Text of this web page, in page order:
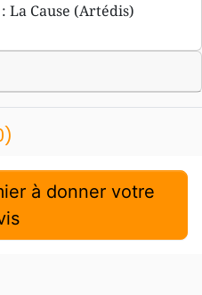
La Cause (Artédis)